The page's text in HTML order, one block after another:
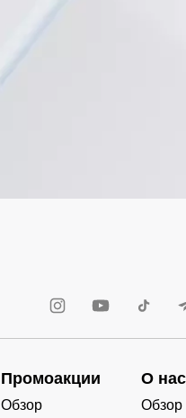
Промоакции
Обзор
О нас
Обзор